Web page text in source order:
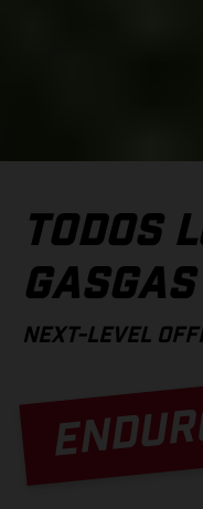
TODOS
GASGAS
NEXT-LEVEL